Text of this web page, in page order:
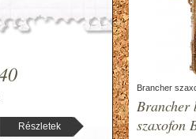
Részletek
Brancher
Brancher
szaxofon